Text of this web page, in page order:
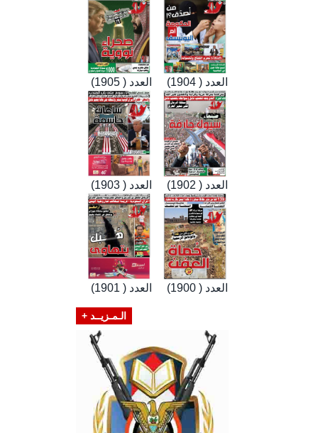
العدد ( 1905) العدد ( 1904)
العدد ( 1903) العدد ( 1902)
العدد ( 1901) العدد ( 1900)
الـمـزيــد +